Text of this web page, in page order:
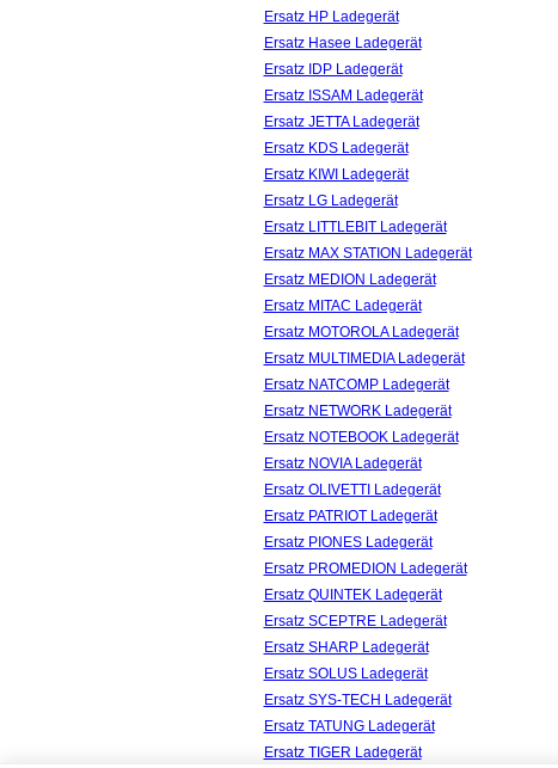
Ersatz HP Ladegerät
Ersatz Hasee Ladegerät
Ersatz IDP Ladegerät
Ersatz ISSAM Ladegerät
Ersatz JETTA Ladegerät
Ersatz KDS Ladegerät
Ersatz KIWI Ladegerät
Ersatz LG Ladegerät
Ersatz LITTLEBIT Ladegerät
Ersatz MAX STATION Ladegerät
Ersatz MEDION Ladegerät
Ersatz MITAC Ladegerät
Ersatz MOTOROLA Ladegerät
Ersatz MULTIMEDIA Ladegerät
Ersatz NATCOMP Ladegerät
Ersatz NETWORK Ladegerät
Ersatz NOTEBOOK Ladegerät
Ersatz NOVIA Ladegerät
Ersatz OLIVETTI Ladegerät
Ersatz PATRIOT Ladegerät
Ersatz PIONES Ladegerät
Ersatz PROMEDION Ladegerät
Ersatz QUINTEK Ladegerät
Ersatz SCEPTRE Ladegerät
Ersatz SHARP Ladegerät
Ersatz SOLUS Ladegerät
Ersatz SYS-TECH Ladegerät
Ersatz TATUNG Ladegerät
Ersatz TIGER Ladegerät